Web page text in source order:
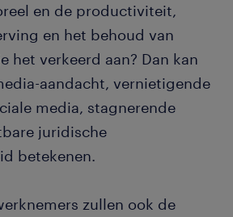
en de productiviteit,
en het behoud van
het verkeerd aan? Dan kan
aandacht, vernietigende
media, stagnerende
juridische
betekenen.
zullen ook de